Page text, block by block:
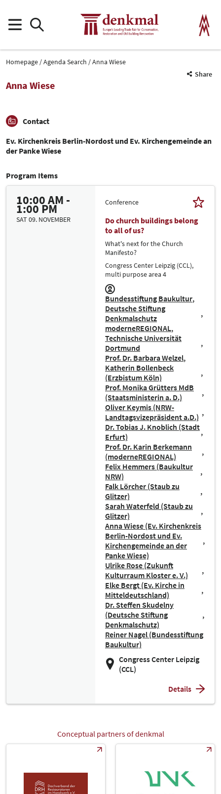
Homepage Agenda Search
Anna Wiese
Share
Anna Wiese
Contact
Ev. Kirchenkreis Berlin-Nordost und Ev. Kirchengemeinde an
der Panke Wiese
Program Items
10:00 AM -
1:00 PM
SAT 09. NOVEMBER
Conference
Do church buildings belong
to all of us?
What's next for the Church
Manifesto?
Congress Center Leipzig (CCL),
multi purpose area 4
Bundesstiftung Baukultur
Deutsche Stiftung
Denkmalschutz
moderneREGIONAL
Technische Universität
Dortmund
Prof. Dr. Barbara Welzel
Katherin Bollenbeck
(Erzbistum Köln)
Prof. Monika Grütters MdB
(Staatsministerin a. D.)
Oliver Keymis (NRW-
Landtagsvizepräsident a.D.)
Dr. Tobias J. Knoblich (Stadt
Erfurt)
Prof. Dr. Karin Berkemann
(moderneREGIONAL)
Felix Hemmers (Baukultur
NRW)
Falk Lörcher (Staub zu
Glitzer)
Sarah Waterfeld (Staub zu
Glitzer)
Anna Wiese (Ev. Kirchenkreis
Berlin-Nordost und Ev.
Kirchengemeinde an der
Panke Wiese)
Ulrike Rose (Zukunft
Kulturraum Kloster e. V.)
Elke Bergt (Ev. Kirche in
Mitteldeutschland)
Dr. Steffen Skudelny
(Deutsche Stiftung
Denkmalschutz)
Reiner Nagel (Bundesstiftung
Baukultur)
Congress Center Leipzig
(CCL)
Details
Conceptual partners of denkmal